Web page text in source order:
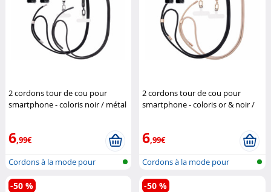
2 cordons tour de cou pour
smartphone - coloris noir / métal
6,99€
Cordons à la mode pour
accrocher un...
2 cordons tour de cou pour
smartphone - coloris or & noir /
6,99€
Cordons à la mode pour
accrocher un...
-50 % -50 %